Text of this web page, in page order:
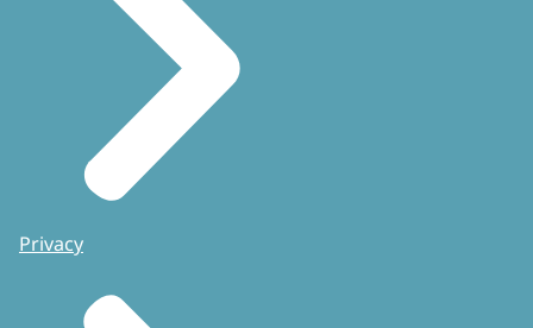
Privacy